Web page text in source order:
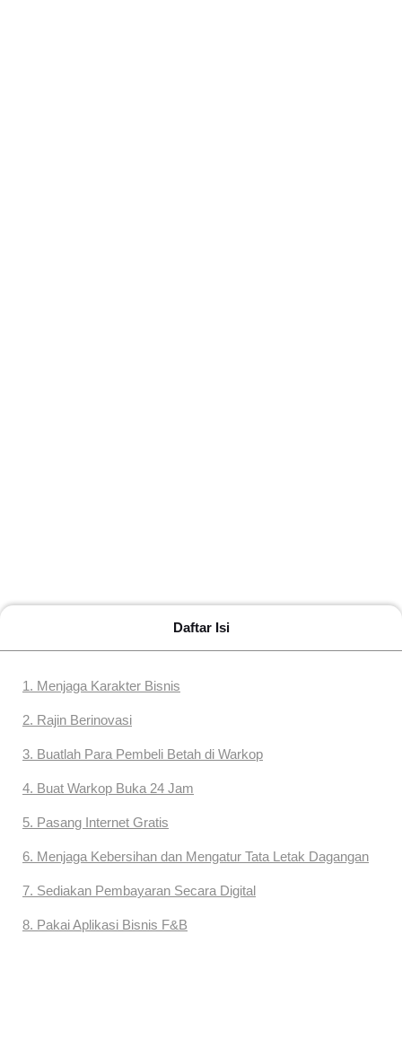
Daftar Isi
1. Menjaga Karakter Bisnis
2. Rajin Berinovasi
3. Buatlah Para Pembeli Betah di Warkop
4. Buat Warkop Buka 24 Jam
5. Pasang Internet Gratis
6. Menjaga Kebersihan dan Mengatur Tata Letak Dagangan
7. Sediakan Pembayaran Secara Digital
8. Pakai Aplikasi Bisnis F&B